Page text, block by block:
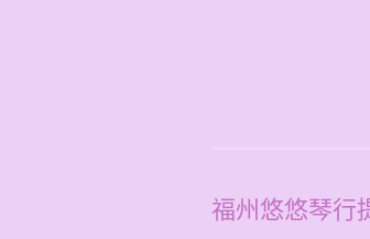
福州悠悠琴行